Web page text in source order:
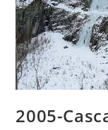
2005-